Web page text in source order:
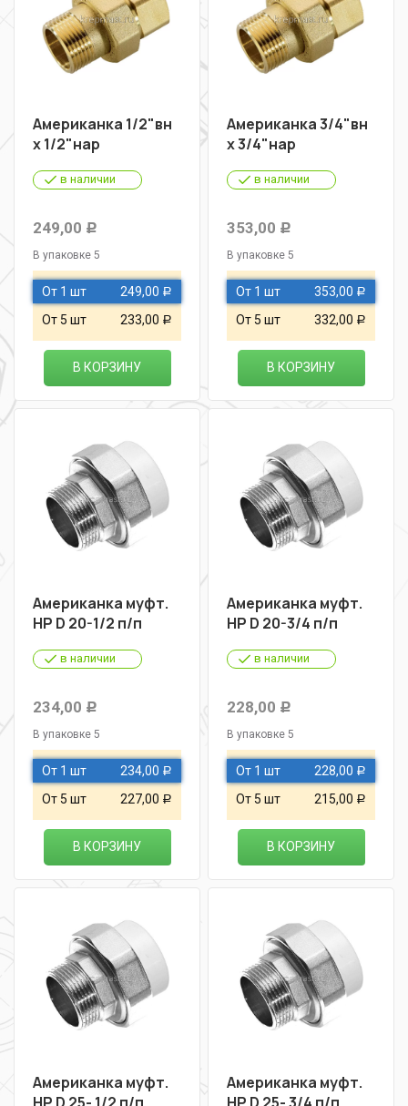
Американка 1/2"вн
х 1/2"нар
в наличии
249,00 Р
В упаковке 5
От 1 шт 249,00 Р
От 5 шт 233,00 Р
В КОРЗИНУ
Американка 3/4"вн
х 3/4"нар
в наличии
353,00 Р
В упаковке 5
От 1 шт 353,00 Р
От 5 шт 332,00 Р
В КОРЗИНУ
Американка муфт.
НР D 20-1/2 п/п
в наличии
234,00 Р
В упаковке 5
От 1 шт 234,00 Р
От 5 шт 227,00 Р
В КОРЗИНУ
Американка муфт.
НР D 20-3/4 п/п
в наличии
228,00 Р
В упаковке 5
От 1 шт 228,00 Р
От 5 шт 215,00 Р
В КОРЗИНУ
Американка муфт.
Американка муфт.